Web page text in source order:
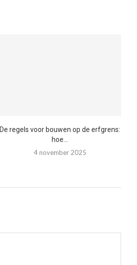
De regels voor bouwen op de erfgrens:
hoe...
4 november 2025